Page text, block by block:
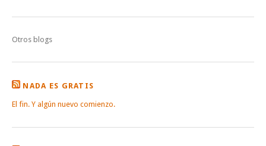
Otros blogs
NADA ES GRATIS
El fin. Y algún nuevo comienzo.